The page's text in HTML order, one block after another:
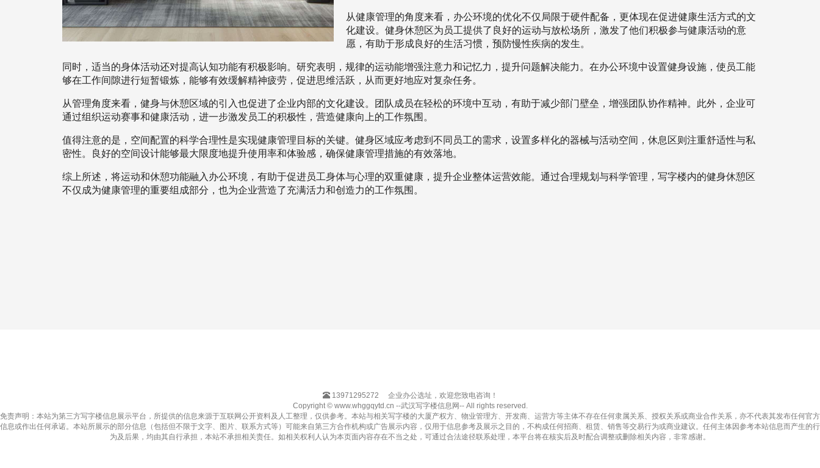
从健康管理的角度来看，办公环境的优化不仅局限于硬件配备，更体现在促进健康生活方式的文
化建设。健身休憩区为员工提供了良好的运动与放松场所，激发了他们积极参与健康活动的意
愿，有助于形成良好的生活习惯，预防慢性疾病的发生。
同时，适当的身体活动还对提高认知功能有积极影响。研究表明，规律的运动能增强注意力和记忆力，提升问题解决能力。在办公环境中设置健身设施，使员工能
够在工作间隙进行短暂锻炼，能够有效缓解精神疲劳，促进思维活跃，从而更好地应对复杂任务。
从管理角度来看，健身与休憩区域的引入也促进了企业内部的文化建设。团队成员在轻松的环境中互动，有助于减少部门壁垒，增强团队协作精神。此外，企业可
通过组织运动赛事和健康活动，进一步激发员工的积极性，营造健康向上的工作氛围。
值得注意的是，空间配置的科学合理性是实现健康管理目标的关键。健身区域应考虑到不同员工的需求，设置多样化的器械与活动空间，休息区则注重舒适性与私
密性。良好的空间设计能够最大限度地提升使用率和体验感，确保健康管理措施的有效落地。
综上所述，将运动和休憩功能融入办公环境，有助于促进员工身体与心理的双重健康，提升企业整体运营效能。通过合理规划与科学管理，写字楼内的健身休憩区
不仅成为健康管理的重要组成部分，也为企业营造了充满活力和创造力的工作氛围。
13971295272
企业办公选址，欢迎您致电咨询！
Copyright © www.whggqytd.cn --武汉写字楼信息网-- All rights reserved.
免责声明：本站为第三方写字楼信息展示平台，所提供的信息来源于互联网公开资料及人工整理，仅供参考。本站与相关写字楼的大厦产权方、物业管理方、开发商、运营方等主体不存在任何隶属关系、授权关系或商业合作关系，亦不代表其发布任何官方
信息或作出任何承诺。本站所展示的部分信息（包括但不限于文字、图片、联系方式等）可能来自第三方合作机构或广告展示内容，仅用于信息参考及展示之目的，不构成任何招商、租赁、销售等交易行为或商业建议。任何主体因参考本站信息而产生的行
为及后果，均由其自行承担，本站不承担相关责任。如相关权利人认为本页面内容存在不当之处，可通过合法途径联系处理，本平台将在核实后及时配合调整或删除相关内容，非常感谢。